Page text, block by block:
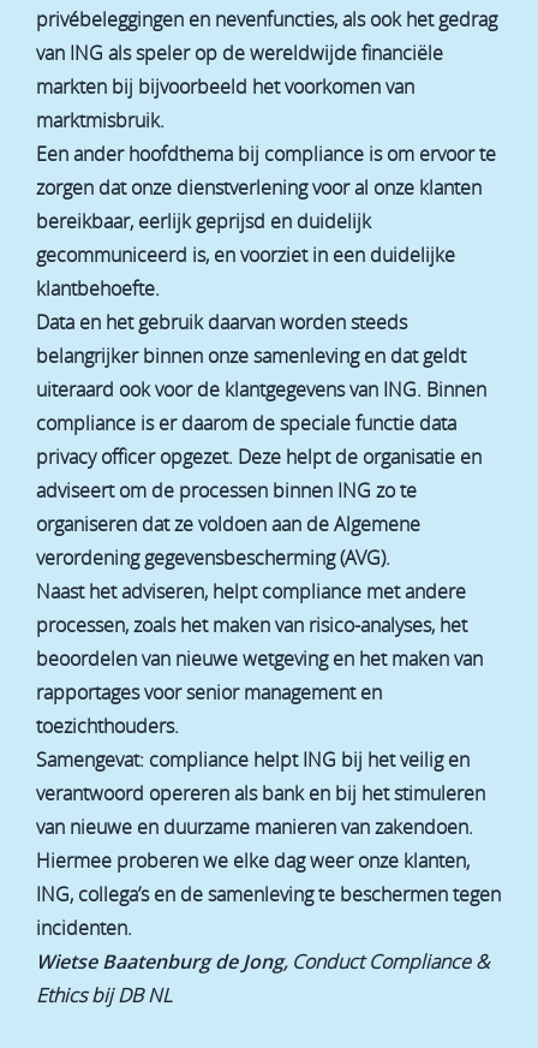
privébeleggingen en nevenfuncties, als ook het gedrag
van ING als speler op de wereldwijde financiële
markten bij bijvoorbeeld het voorkomen van
marktmisbruik.
Een ander hoofdthema bij compliance is om ervoor te
zorgen dat onze dienstverlening voor al onze klanten
bereikbaar, eerlijk geprijsd en duidelijk
gecommuniceerd is, en voorziet in een duidelijke
klantbehoefte.
Data en het gebruik daarvan worden steeds
belangrijker binnen onze samenleving en dat geldt
uiteraard ook voor de klantgegevens van ING. Binnen
compliance is er daarom de speciale functie data
privacy officer opgezet. Deze helpt de organisatie en
adviseert om de processen binnen ING zo te
organiseren dat ze voldoen aan de Algemene
verordening gegevensbescherming (AVG).
Naast het adviseren, helpt compliance met andere
processen, zoals het maken van risico-analyses, het
beoordelen van nieuwe wetgeving en het maken van
rapportages voor senior management en
toezichthouders.
Samengevat: compliance helpt ING bij het veilig en
verantwoord opereren als bank en bij het stimuleren
van nieuwe en duurzame manieren van zakendoen.
Hiermee proberen we elke dag weer onze klanten,
ING, collega’s en de samenleving te beschermen tegen
incidenten.
Wietse Baatenburg de Jong, Conduct Compliance &
Ethics bij DB NL